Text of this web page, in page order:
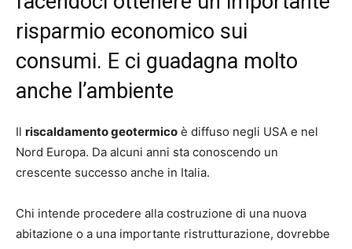
risparmio economico sui
consumi. E ci guadagna molto
anche l’ambiente
Il riscaldamento geotermico è diffuso negli USA e nel
Nord Europa. Da alcuni anni sta conoscendo un
crescente successo anche in Italia.
Chi intende procedere alla costruzione di una nuova
abitazione o a una importante ristrutturazione, dovrebbe